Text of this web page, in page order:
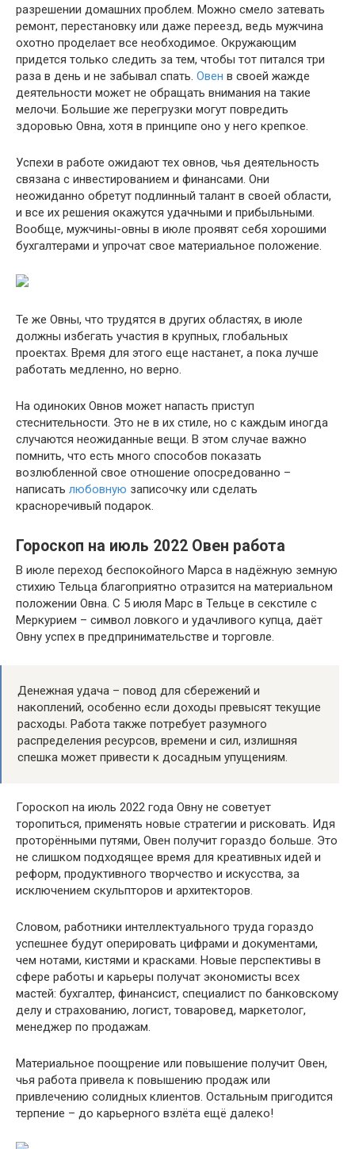
разрешении домашних проблем. Можно смело затевать
ремонт, перестановку или даже переезд, ведь мужчина
охотно проделает все необходимое. Окружающим
придется только следить за тем, чтобы тот питался три
раза в день и не забывал спать. Овен в своей жажде
деятельности может не обращать внимания на такие
мелочи. Большие же перегрузки могут повредить
здоровью Овна, хотя в принципе оно у него крепкое.
Успехи в работе ожидают тех овнов, чья деятельность
связана с инвестированием и финансами. Они
неожиданно обретут подлинный талант в своей области,
и все их решения окажутся удачными и прибыльными.
Вообще, мужчины-овны в июле проявят себя хорошими
бухгалтерами и упрочат свое материальное положение.
Те же Овны, что трудятся в других областях, в июле
должны избегать участия в крупных, глобальных
проектах. Время для этого еще настанет, а пока лучше
работать медленно, но верно.
На одиноких Овнов может напасть приступ
стеснительности. Это не в их стиле, но с каждым иногда
случаются неожиданные вещи. В этом случае важно
помнить, что есть много способов показать
возлюбленной свое отношение опосредованно –
написать любовную записочку или сделать
красноречивый подарок.
Гороскоп на июль 2022 Овен работа
В июле переход беспокойного Марса в надёжную земную
стихию Тельца благоприятно отразится на материальном
положении Овна. С 5 июля Марс в Тельце в секстиле с
Меркурием – символ ловкого и удачливого купца, даёт
Овну успех в предпринимательстве и торговле.
Денежная удача – повод для сбережений и
накоплений, особенно если доходы превысят текущие
расходы. Работа также потребует разумного
распределения ресурсов, времени и сил, излишняя
спешка может привести к досадным упущениям.
Гороскоп на июль 2022 года Овну не советует
торопиться, применять новые стратегии и рисковать. Идя
проторёнными путями, Овен получит гораздо больше. Это
не слишком подходящее время для креативных идей и
реформ, продуктивного творчество и искусства, за
исключением скульпторов и архитекторов.
Словом, работники интеллектуального труда гораздо
успешнее будут оперировать цифрами и документами,
чем нотами, кистями и красками. Новые перспективы в
сфере работы и карьеры получат экономисты всех
мастей: бухгалтер, финансист, специалист по банковскому
делу и страхованию, логист, товаровед, маркетолог,
менеджер по продажам.
Материальное поощрение или повышение получит Овен,
чья работа привела к повышению продаж или
привлечению солидных клиентов. Остальным пригодится
терпение – до карьерного взлёта ещё далеко!